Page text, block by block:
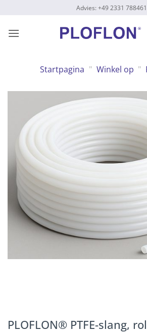
gaan
Advies: +49 2331
Startpagina " Winkel op "
PLOFLON® PTFE-slang,